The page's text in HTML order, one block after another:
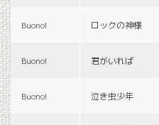
Buono! ロックの神様
Buono! 君がいれば
Buono! 泣き虫少年